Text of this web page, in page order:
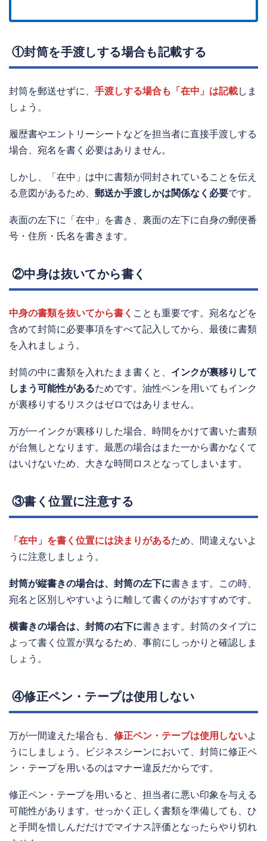
①封筒を手渡しする場合も記載する
封筒を郵送せずに、 手渡しする場合も「在中」は記載しま
しょう。
履歴書やエントリーシートなどを担当者に直接手渡しする
場合、宛名を書く必要はありません。
しかし、「在中」は中に書類が同封されていることを伝え
る意図があるため、 郵送か手渡しかは関係なく必要です。
表面の左下に「在中」を書き、裏面の左下に自身の郵便番
号・住所・氏名を書きます。
②中身は抜いてから書く
中身の書類を抜いてから書く ことも重要です。宛名などを
含めて封筒に必要事項をすべて記入してから、最後に書類
を入れましょう。
封筒の中に書類を入れたまま書くと、 インクが裏移りして
しまう可能性があるためです。油性ペンを用いてもインク
が裏移りするリスクはゼロではありません。
万が一インクが裏移りした場合、時間をかけて書いた書類
が台無しとなります。最悪の場合はまた一から書かなくて
はいけないため、大きな時間ロスとなってしまいます。
③書く位置に注意する
「在中」を書く位置には決まりがあるため、間違えないよ
うに注意しましょう。
封筒が縦書きの場合は、 封筒の左下に書きます。この時、
宛名と区別しやすいように離して書くのがおすすめです。
横書きの場合は、 封筒の右下に書きます。封筒のタイプに
よって書く位置が異なるため、事前にしっかりと確認しま
しょう。
④修正ペン・テープは使用しない
万が一間違えた場合も、 修正ペン・テープは使用しないよ
うにしましょう。ビジネスシーンにおいて、封筒に修正ペ
ン・テープを用いるのはマナー違反だからです。
修正ペン・テープを用いると、担当者に悪い印象を与える
可能性があります。せっかく正しく書類を準備しても、ひ
と手間を惜しんだだけでマイナス評価となったらやり切れ